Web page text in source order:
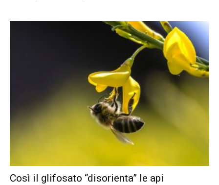
Così il glifosato “disorienta” le api